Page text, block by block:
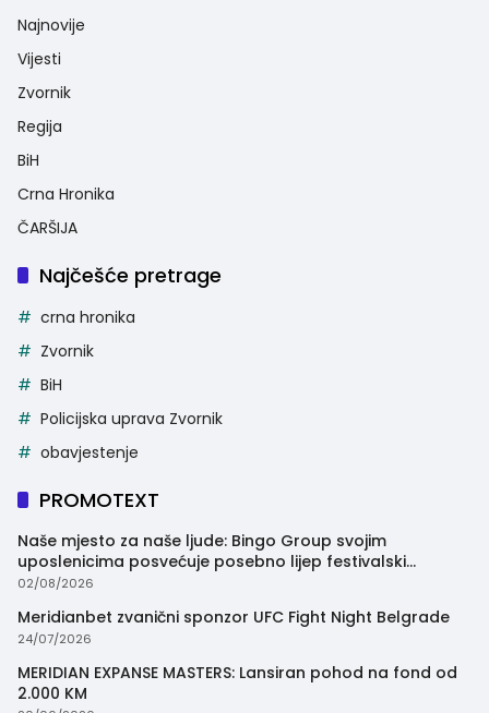
Najnovije
Vijesti
Zvornik
Regija
BiH
Crna Hronika
ČARŠIJA
Najčešće pretrage
crna hronika
Zvornik
BiH
Policijska uprava Zvornik
obavjestenje
PROMOTEXT
Naše mjesto za naše ljude: Bingo Group svojim
uposlenicima posvećuje posebno lijep festivalski
trenutak
02/08/2026
Meridianbet zvanični sponzor UFC Fight Night Belgrade
24/07/2026
MERIDIAN EXPANSE MASTERS: Lansiran pohod na fond od
2.000 KM